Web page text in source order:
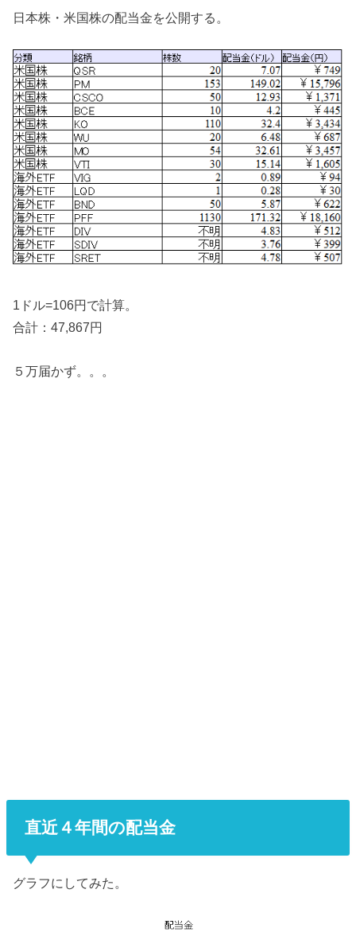
日本株・米国株の配当金を公開する。
1ドル=106円で計算。
合計：47,867円
５万届かず。。。
直近４年間の配当金
グラフにしてみた。